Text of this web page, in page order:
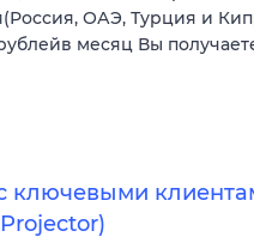
ОАЭ, Турция и
месяц Вы
ключевыми